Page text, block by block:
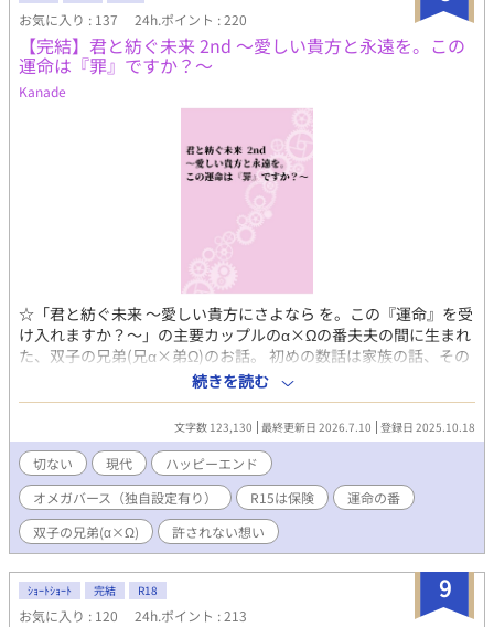
お気に入り : 137 24h.ポイント : 220
【完結】君と紡ぐ未来 2nd 〜愛しい貴方と永遠を。この
運命は『罪』ですか？〜
Kanade
☆「君と紡ぐ未来 〜愛しい貴方にさよなら を。この『運命』を受
け入れますか？〜」の主要カップルのα×Ωの番夫夫の間に生まれ
た、双子の兄弟(兄α×弟Ω)のお話。 初めの数話は家族の話、その
後に物語の本筋に入ります。 ☆ご都合展開にはご容赦を…。 ☆不
定期更新。完結保証。 〜〜〜〜〜〜〜〜〜〜〜〜〜〜〜 生まれる
前から一緒だった。 一緒に生まれ、一緒に育った。 ずっと一緒だ
と信じて疑わなかった。 けれど……。 ある年の冬に訪れた、突然
の『終わり』…。 僕らは 『運命』の波に、 否応なしに巻き込ま
れていくーー。 〜〜〜〜〜〜〜〜〜〜〜〜〜〜〜 ✻お時間がござ
いましたら、前作をお読みいただいたほうが登場人物の相関が判
ると思います。私の文書力では「前作を知らなくても問題な
く〜」とはなりませんでした…💦💦💦
続きを読む
文字数 123,130 最終更新日 2026.7.10 登録日 2025.10.18
切ない 現代
ハッピーエンド
オメガバース（独自設定有り）
R15は保険
運命の番
双子の兄弟(α×Ω)
許されない想い
9
ｼｮｰﾄｼｮｰﾄ 完結 R18
お気に入り : 120 24h.ポイント : 213